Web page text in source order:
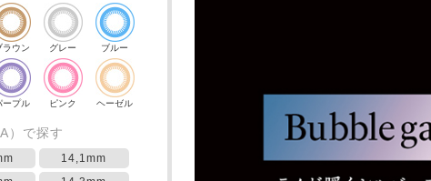
ラウン グレー ブルー
ープル ピンク ヘーゼル
）で探す
14,1mm